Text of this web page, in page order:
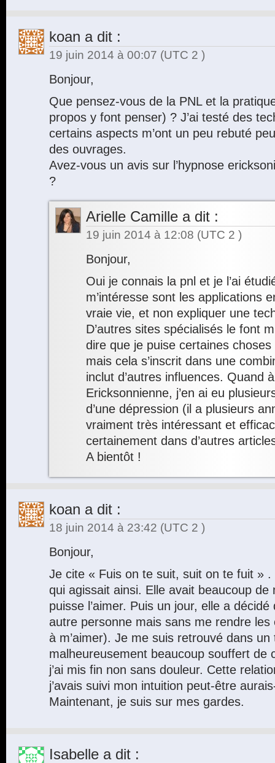
koan a dit :
19 juin 2014 à 00:07 (UTC 2 )
Bonjour,
Que pensez-vous de la PNL et la
propos y font penser) ? J’ai testé des
certains aspects m’ont un peu rebuté
des ouvrages.
Avez-vous un avis sur l’hypnose
?
Arielle Camille a dit :
19 juin 2014 à 12:08 (UTC 2 )
Bonjour,
Oui je connais la pnl et je l’ai
m’intéresse sont les applications
vraie vie, et non expliquer une
D’autres sites spécialisés le font
dire que je puise certaines
mais cela s’inscrit dans une
inclut d’autres influences. Quand
Ericksonnienne, j’en ai eu
d’une dépression (il a plusieurs
vraiment très intéressant et
certainement dans d’autres
A bientôt !
koan a dit :
18 juin 2014 à 23:42 (UTC 2 )
Bonjour,
Je cite « Fuis on te suit, suit on te fuit » .
qui agissait ainsi. Elle avait beaucoup de
puisse l’aimer. Puis un jour, elle a décidé
autre personne mais sans me rendre les
à m’aimer). Je me suis retrouvé dans un
malheureusement beaucoup souffert de
j’ai mis fin non sans douleur. Cette
j’avais suivi mon intuition peut-être
Maintenant, je suis sur mes gardes.
Isabelle a dit :